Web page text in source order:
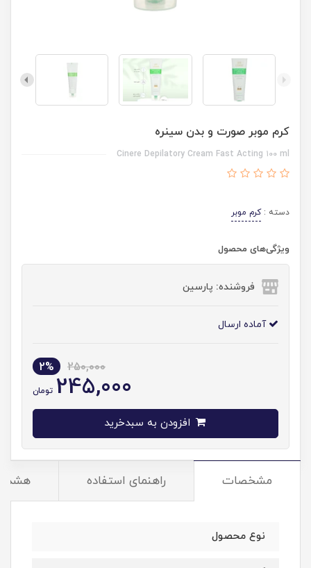
کرم موبر صورت و بدن سینره
Cinere Depilatory Cream Fast Acting ۱۰۰ ml
دسته :کرم موبر
ویژگی‌های محصول
فروشنده: پارسین
آماده ارسال
250,000
2%
245,000 تومان
مشخصات راهنمای استفاده
نوع محصول